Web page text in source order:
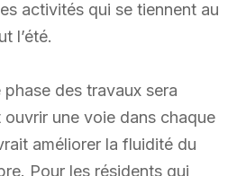
activités qui se tiennent au
l’été.
des travaux sera
une voie dans chaque
améliorer la fluidité du
Pour les résidents qui